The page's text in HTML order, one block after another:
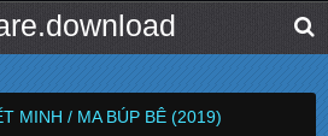
MINH / MA BÚP BÊ (2019)